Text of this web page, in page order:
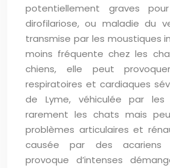
potentiellement graves
dirofilariose, ou maladie du
transmise par les moustiques
moins fréquente chez les
chiens, elle peut
respiratoires et cardiaques
de Lyme, véhiculée par
rarement les chats mais
problèmes articulaires et
causée par des acariens
provoque d’intenses